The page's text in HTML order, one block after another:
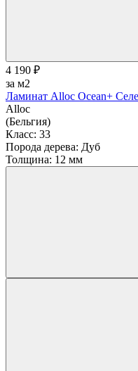
4 190 ₽
за м2
Ламинат Alloc Ocean+
Alloc
(Бельгия)
Класс: 33
Порода дерева: Дуб
Толщина: 12 мм